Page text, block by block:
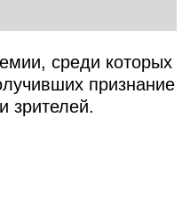
среди которых
признание
зрителей.